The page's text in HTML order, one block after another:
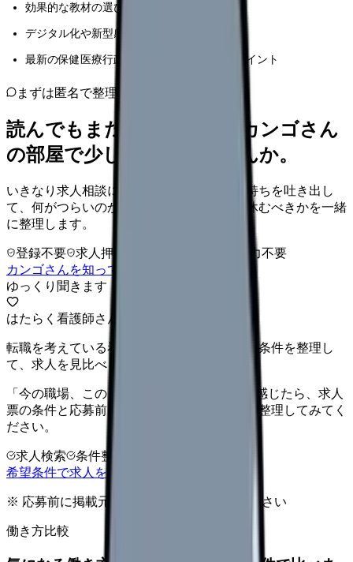
効果的な教材の選び方や学習時間の確保方法
デジタル化や新型感染症対策
最新の保健医療行政の動向も踏まえた対策ポイント
まずは匿名で整理
読んでもまだ苦しいなら、カンゴさん
の部屋で少し話してみませんか。
いきなり求人相談には進みません。今の気持ちを吐き出し
て、何がつらいのか、辞めるべきか、少し休むべきかを一緒
に整理します。
登録不要 求人押し売りなし
病院名は入力不要
カンゴさんを知ってから相談する
ゆっくり聞きます
はたらく看護師さん 求人
転職を考えている看護師さんへ。まずは希望条件を整理し
て、求人を見比べられます。
「今の職場、このままでいいのかな...」そう感じたら、求人
票の条件と応募前に確認したい不安を分けて整理してみてく
ださい。
求人検索 条件整理
希望条件で求人を探す
※ 応募前に掲載元の最新情報を確認してください
働き方比較